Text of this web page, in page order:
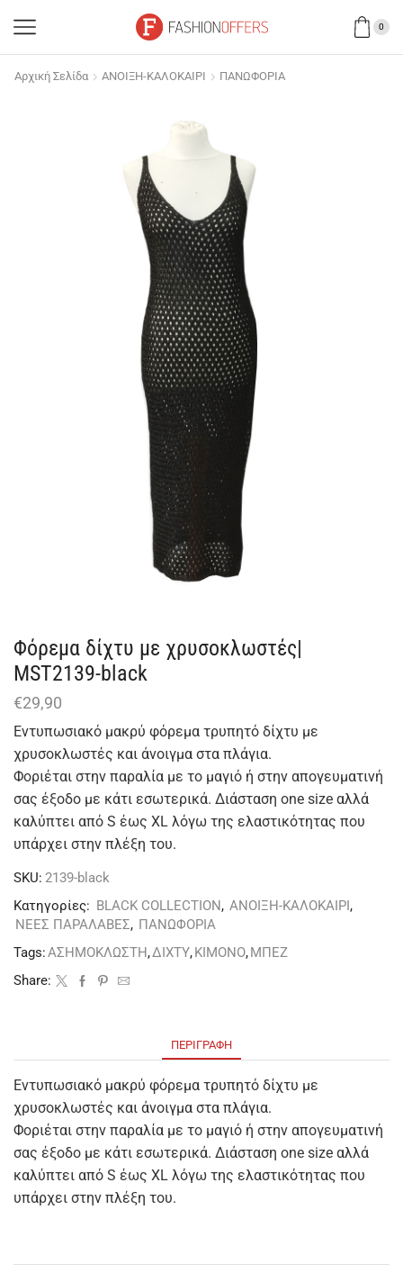
0
Αρχική Σελίδα ΑΝΟΙΞΗ-ΚΑΛΟΚΑΙΡΙ ΠΑΝΩΦΟΡΙΑ
Φόρεμα δίχτυ με χρυσοκλωστές|
MST2139-black
€29,90
Εντυπωσιακό μακρύ φόρεμα τρυπητό δίχτυ με
χρυσοκλωστές και άνοιγμα στα πλάγια.
Φοριέται στην παραλία με το μαγιό ή στην απογευματινή
σας έξοδο με κάτι εσωτερικά. Διάσταση one size αλλά
καλύπτει από S έως XL λόγω της ελαστικότητας που
υπάρχει στην πλέξη του.
SKU: 2139-black
Κατηγορίες: BLACK COLLECTION , ΑΝΟΙΞΗ-ΚΑΛΟΚΑΙΡΙ ,
ΝΕΕΣ ΠΑΡΑΛΑΒΕΣ, ΠΑΝΩΦΟΡΙΑ
Tags:ΑΣΗΜΟΚΛΩΣΤΗ ,ΔΙΧΤΥ, ΚΙΜΟΝΟ, ΜΠΕΖ
Share:
ΠΕΡΙΓΡΑΦΉ
Εντυπωσιακό μακρύ φόρεμα τρυπητό δίχτυ με
χρυσοκλωστές και άνοιγμα στα πλάγια.
Φοριέται στην παραλία με το μαγιό ή στην απογευματινή
σας έξοδο με κάτι εσωτερικά. Διάσταση one size αλλά
καλύπτει από S έως XL λόγω της ελαστικότητας που
υπάρχει στην πλέξη του.